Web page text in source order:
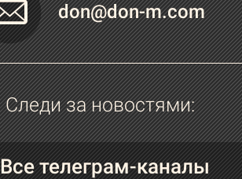
don@don-m.com
Следи за новостями:
Все телеграм-каналы